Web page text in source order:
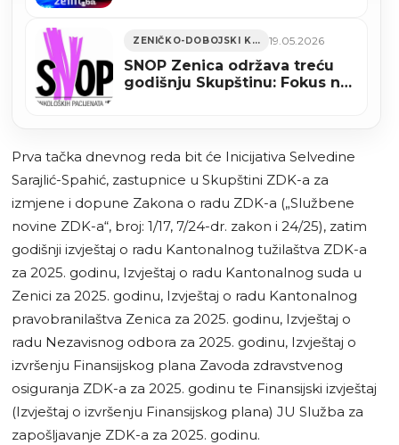
ZENIČKO-DOBOJSKI KANTON 19.05.2026
SNOP Zenica održava treću
godišnju Skupštinu: Fokus na
Prva tačka dnevnog reda bit će Inicijativa Selvedine
Sarajlić-Spahić, zastupnice u Skupštini ZDK-a za
izmjene i dopune Zakona o radu ZDK-a („Službene
novine ZDK-a“, broj: 1/17, 7/24-dr. zakon i 24/25), zatim
godišnji izvještaj o radu Kantonalnog tužilaštva ZDK-a
za 2025. godinu, Izvještaj o radu Kantonalnog suda u
Zenici za 2025. godinu, Izvještaj o radu Kantonalnog
pravobranilaštva Zenica za 2025. godinu, Izvještaj o
radu Nezavisnog odbora za 2025. godinu, Izvještaj o
izvršenju Finansijskog plana Zavoda zdravstvenog
osiguranja ZDK-a za 2025. godinu te Finansijski izvještaj
(Izvještaj o izvršenju Finansijskog plana) JU Služba za
zapošljavanje ZDK-a za 2025. godinu.